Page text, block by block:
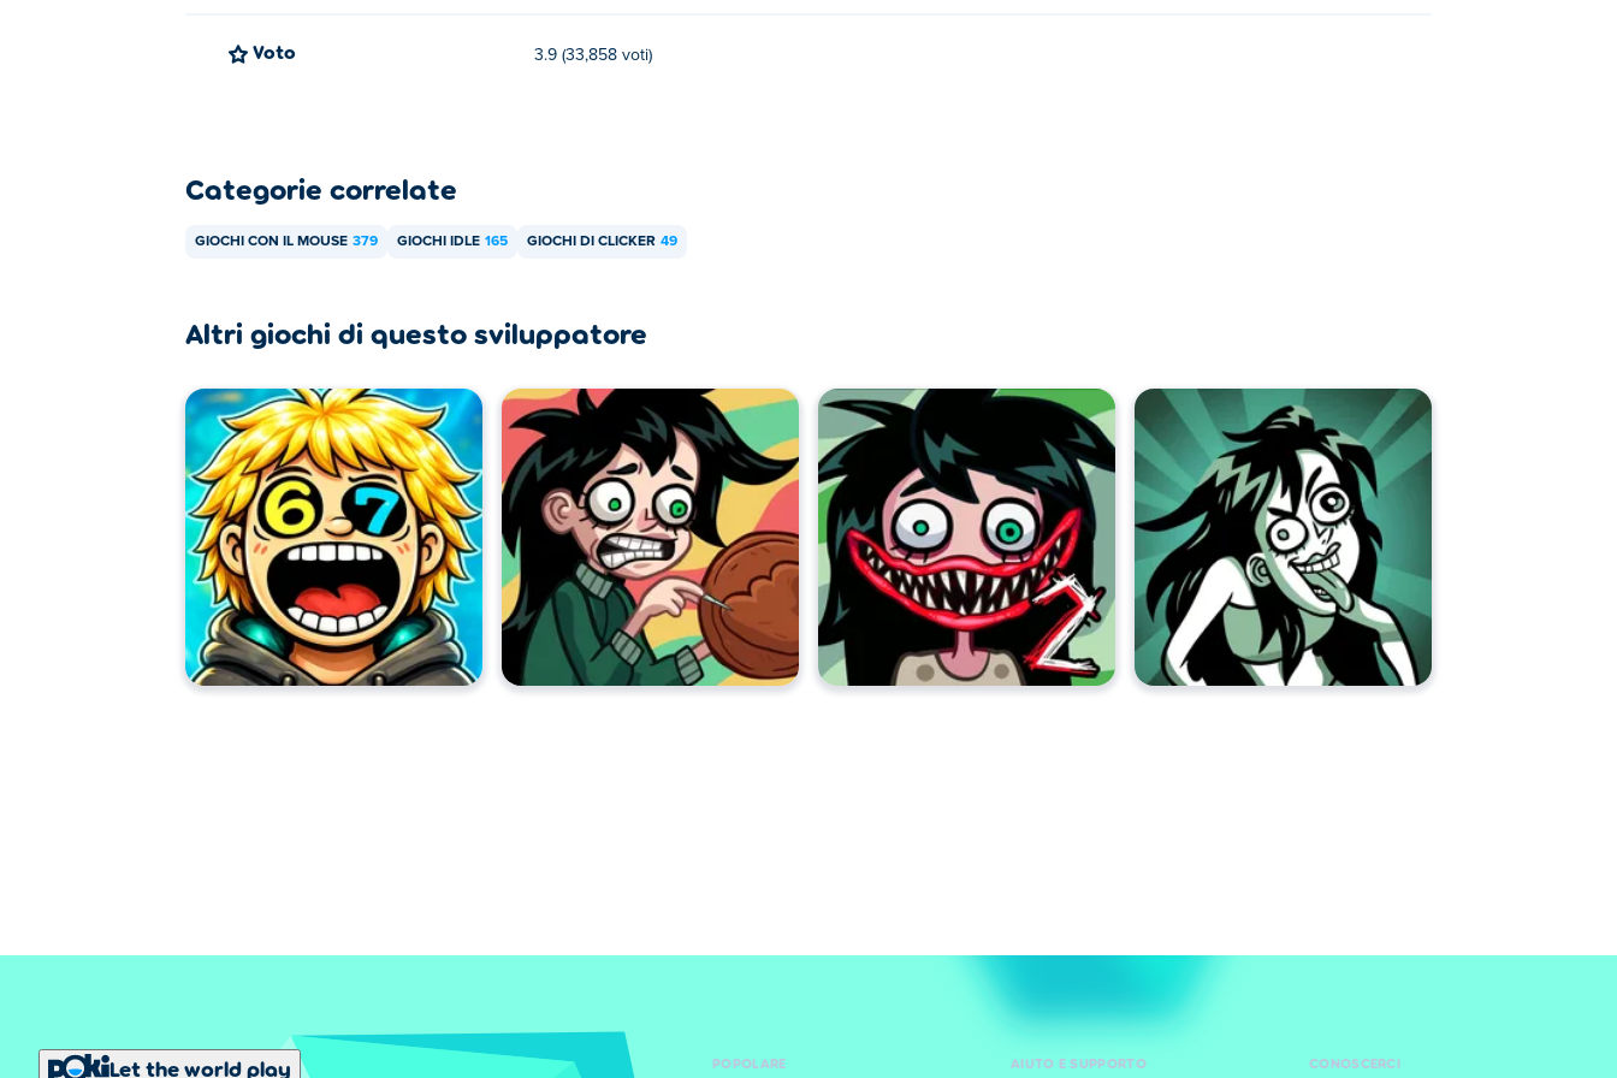
Voto 3.9 (33,858 voti)
Categorie correlate
GIOCHI CON IL MOUSE 379 GIOCHI IDLE 165 GIOCHI DI CLICKER 49
Altri giochi di questo sviluppatore
Let the world play POPOLARE AIUTO E SUPPORTO CONOSCERCI